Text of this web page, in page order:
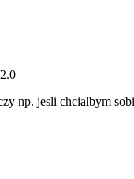
np. jesli chcialbym